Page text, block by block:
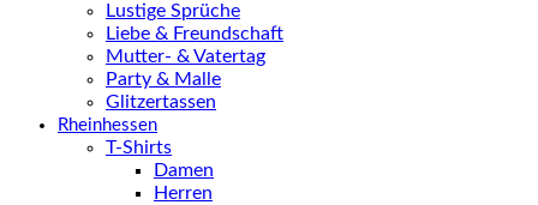
Lustige Sprüche
Liebe & Freundschaft
Mutter- & Vatertag
Party & Malle
Glitzertassen
Rheinhessen
T-Shirts
Damen
Herren